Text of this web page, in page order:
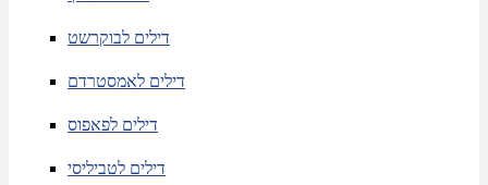
דילים לבוקרשט
דילים לאמסטרדם
דילים לפאפוס
דילים לטביליסי